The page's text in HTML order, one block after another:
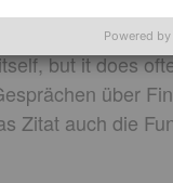
but it does
über
Zitat auch die
Powered by